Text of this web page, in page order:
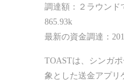
調達額：２ラウンド
865.93k
最新の資金調達：
TOASTは、シンガ
象とした送金アプリ